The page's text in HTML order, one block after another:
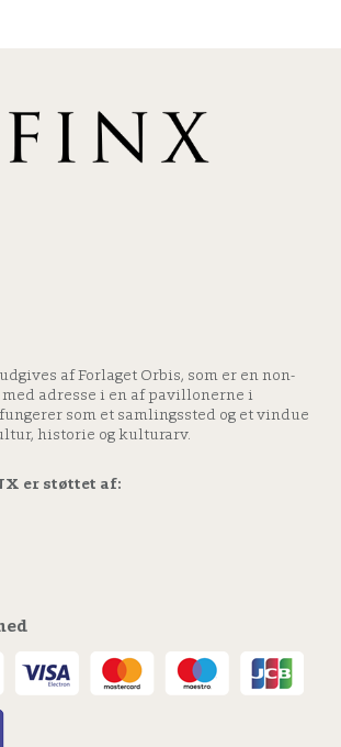
af Forlaget Orbis, som er en non-
adresse i en af pavillonerne i
som et samlingssted og et vindue
historie og kulturarv.
er støttet af: